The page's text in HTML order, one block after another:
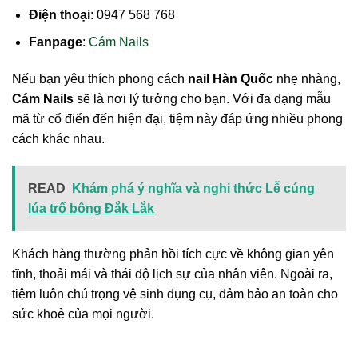
Điện thoại: 0947 568 768
Fanpage: Cám Nails
Nếu bạn yêu thích phong cách nail Hàn Quốc nhẹ nhàng,
Cám Nails sẽ là nơi lý tưởng cho bạn. Với đa dạng mẫu
mã từ cổ điển đến hiện đại, tiệm này đáp ứng nhiều phong
cách khác nhau.
READ
Khám phá ý nghĩa và nghi thức Lễ cúng
lúa trổ bông Đắk Lắk
Khách hàng thường phản hồi tích cực về không gian yên
tĩnh, thoải mái và thái độ lịch sự của nhân viên. Ngoài ra,
tiệm luôn chú trọng vệ sinh dụng cụ, đảm bảo an toàn cho
sức khoẻ của mọi người.